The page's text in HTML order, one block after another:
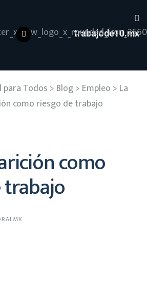
trabajode10.mx
para Todos > Blog> Empleo > La
como riesgo de trabajo
como
trabajo